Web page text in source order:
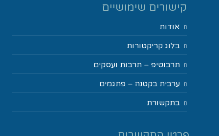
קישורים שימושיים
אודות
בלוג קריקטורות
תרבוטיפ – תרבות ועסקים
ערבית בקטנה – פתגמים
בתקשורת